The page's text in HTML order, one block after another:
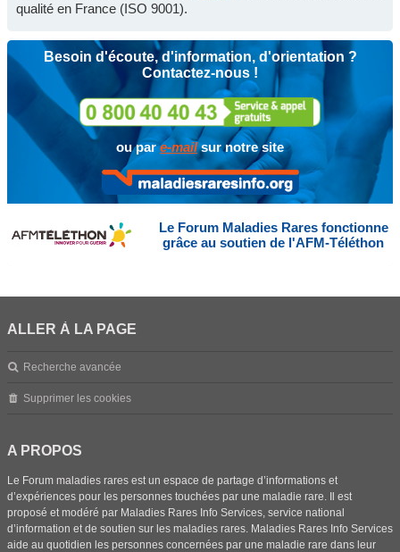
qualité en France (ISO 9001).
Besoin d'écoute, d'information, d'orientation ?
Contactez-nous !
ou pare-mailsur notre site
Le Forum Maladies Rares fonctionne
grâce au soutien de l'AFM-Téléthon
ALLER À LA PAGE
Recherche avancée
Supprimer les cookies
A PROPOS
Le Forum maladies rares est un espace de partage d’informations et
d’expériences pour les personnes touchées par une maladie rare. Il est
proposé et modéré par Maladies Rares Info Services, service national
d’information et de soutien sur les maladies rares. Maladies Rares Info Services
aide au quotidien les personnes concernées par une maladie rare dans leur